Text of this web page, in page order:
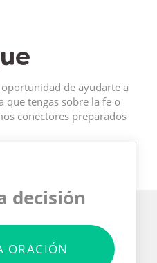
de ayudarte a
que tengas sobre la fe o
conectores preparados
decisión
ORACIÓN